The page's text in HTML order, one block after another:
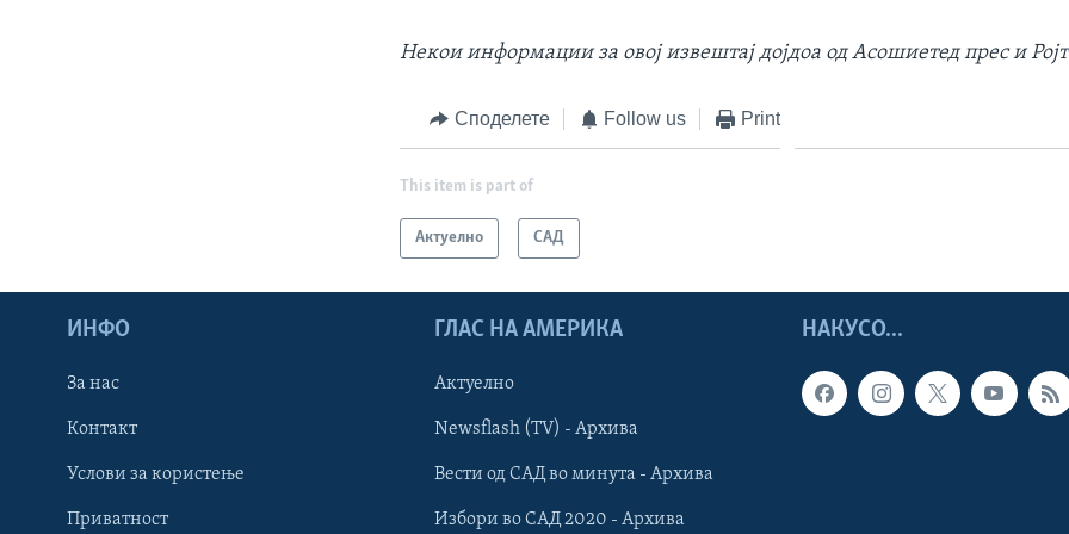
Learning English
Некои информации за овој извештај дојдоа од Асошиетед прес и
Споделете Follow us Print
This item is part of
Актуелно САД
НАКУСО...
ИНФО
За нас
Контакт
Услови за користење
Приватност
ГЛАС НА АМЕРИКА
Актуелно
Newsflash (TV) - Архива
Вести од САД во минута - Архива
Избори во САД 2020 - Архива